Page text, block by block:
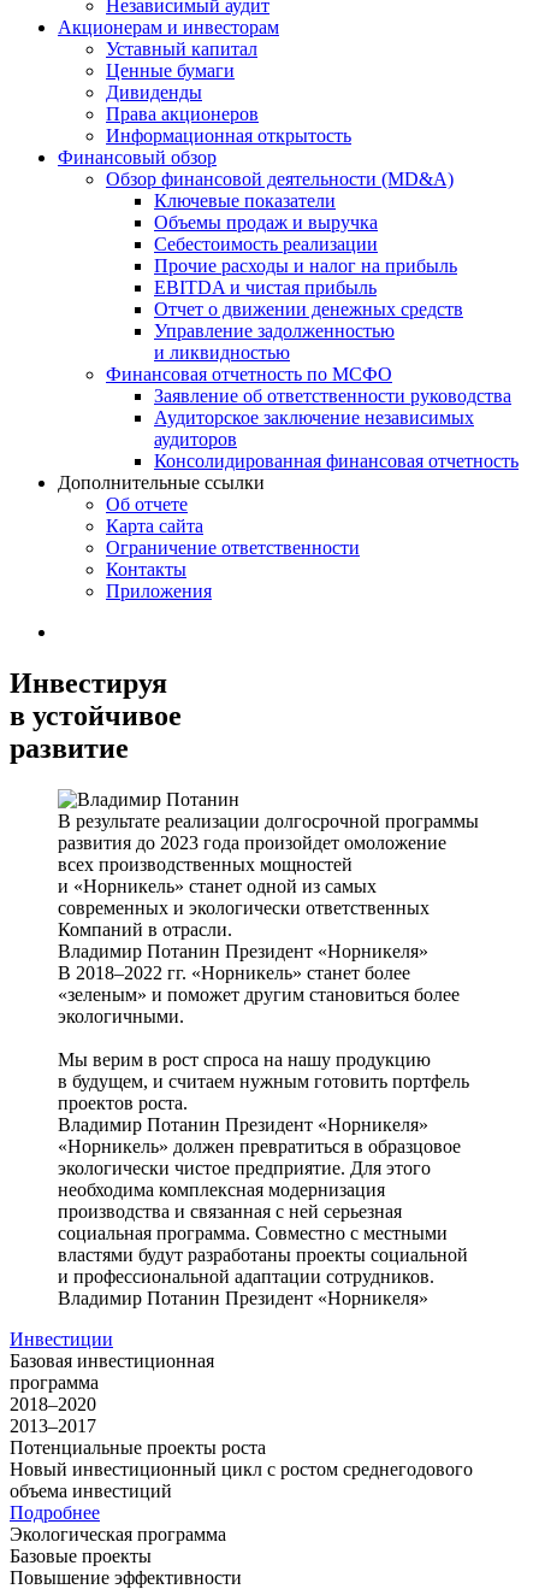
Независимый аудит
Акционерам и инвесторам
Уставный капитал
Ценные бумаги
Дивиденды
Права акционеров
Информационная открытость
Финансовый обзор
Обзор финансовой деятельности (MD&A)
Ключевые показатели
Объемы продаж и выручка
Себестоимость реализации
Прочие расходы и налог на прибыль
EBITDA и чистая прибыль
Отчет о движении денежных средств
Управление задолженностью
и ликвидностью
Финансовая отчетность по МСФО
Заявление об ответственности руководства
Аудиторское заключение независимых
аудиторов
Консолидированная финансовая отчетность
Дополнительные ссылки
Об отчете
Карта сайта
Ограничение ответственности
Контакты
Приложения
Инвестируя
в устойчивое
развитие
В результате реализации долгосрочной программы
развития до 2023 года произойдет омоложение
всех производственных мощностей
и «Норникель» станет одной из самых
современных и экологически ответственных
Компаний в отрасли.
Владимир Потанин Президент «Норникеля»
В 2018–2022 гг. «Норникель» станет более
«зеленым» и поможет другим становиться более
экологичными.
Мы верим в рост спроса на нашу продукцию
в будущем, и считаем нужным готовить портфель
проектов роста.
Владимир Потанин Президент «Норникеля»
«Норникель» должен превратиться в образцовое
экологически чистое предприятие. Для этого
необходима комплексная модернизация
производства и связанная с ней серьезная
социальная программа. Совместно с местными
властями будут разработаны проекты социальной
и профессиональной адаптации сотрудников.
Владимир Потанин Президент «Норникеля»
Инвестиции
Базовая инвестиционная
программа
2018–2020
2013–2017
Потенциальные проекты роста
Новый инвестиционный цикл с ростом среднегодового
объема инвестиций
Подробнее
Экологическая программа
Базовые проекты
Повышение эффективности